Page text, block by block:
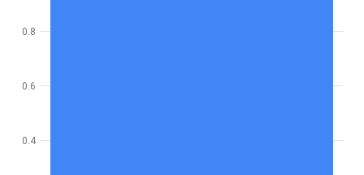
0.4
0.6
0.8